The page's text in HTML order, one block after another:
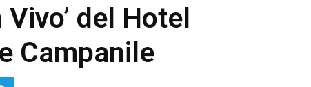
Vivo’ del Hotel
Campanile